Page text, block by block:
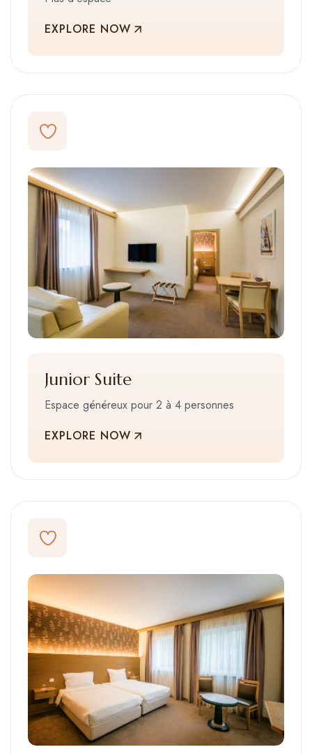
EXPLORE NOW
Junior Suite
Espace généreux pour 2 à 4 personnes
EXPLORE NOW